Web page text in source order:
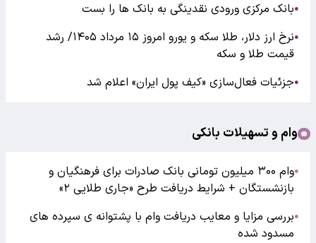
●بانک مرکزی ورودی نقدینگی به بانک ها را بست
●
نرخ ارز دلار، طلا سکه و یورو امروز ۱۵ مرداد ۱۴۰۵/ رشد
قیمت طلا و سکه
●جزئیات فعال‌سازی «کیف پول ایران» اعلام شد
وام و تسهیلات بانکی
●
وام ۳۰۰ میلیون تومانی بانک صادرات برای فرهنگیان و
بازنشستگان + شرایط دریافت طرح «جاری طلایی ۲»
●بررسی مزایا و معایب دریافت وام با پشتوانه ی سپرده های
مسدود شده